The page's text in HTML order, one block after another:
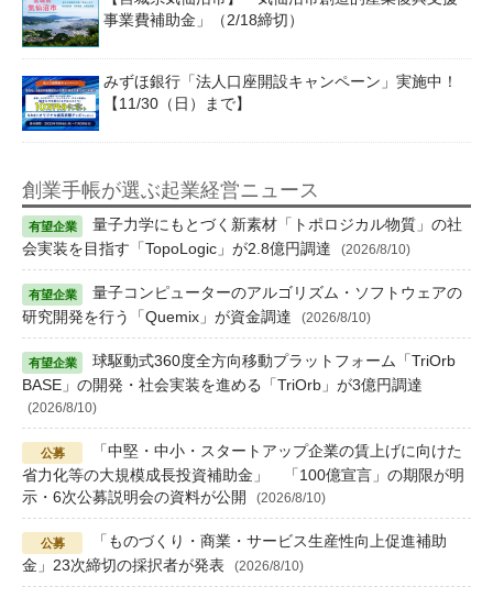
事業費補助金」（2/18締切）
みずほ銀行「法人口座開設キャンペーン」実施中！
【11/30（日）まで】
創業手帳が選ぶ起業経営ニュース
量子力学にもとづく新素材「トポロジカル物質」の社
会実装を目指す「TopoLogic」が2.8億円調達
(2026/8/10)
量子コンピューターのアルゴリズム・ソフトウェアの
研究開発を行う「Quemix」が資金調達
(2026/8/10)
球駆動式360度全方向移動プラットフォーム「TriOrb
BASE」の開発・社会実装を進める「TriOrb」が3億円調達
(2026/8/10)
「中堅・中小・スタートアップ企業の賃上げに向けた
省力化等の大規模成長投資補助金」 「100億宣言」の期限が明
示・6次公募説明会の資料が公開
(2026/8/10)
「ものづくり・商業・サービス生産性向上促進補助
金」23次締切の採択者が発表
(2026/8/10)